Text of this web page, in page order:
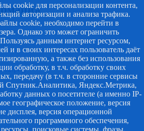
cookie для персонализации контента,
авторизации и анализа трафика.
cookie, необходимо перейти в
Однако это может ограничить
данным интернет ресурсом,
и в своих интересах пользователь даёт
а также без использования
обработку, в т.ч. обработку своих
передачу (в т.ч. в сторонние сервисы
Спутник.Аналитика, Яндекс.Метрика,
данных о посетителе (а именно IP-
географическое положение, версия
дисплея, версия операционной
программного обеспечения,
ресурсы, поисковые системы, фразы,